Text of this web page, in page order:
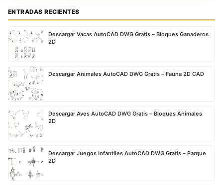
ENTRADAS RECIENTES
Descargar Vacas AutoCAD DWG Gratis – Bloques Ganaderos
2D
Descargar Animales AutoCAD DWG Gratis – Fauna 2D CAD
Descargar Aves AutoCAD DWG Gratis – Bloques Animales
2D
Descargar Juegos Infantiles AutoCAD DWG Gratis – Parque
2D